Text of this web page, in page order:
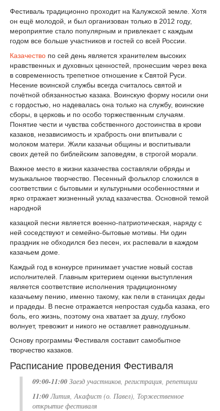
Фестиваль традиционно проходит на Калужской земле. Хотя
он ещё молодой, и был организован только в 2012 году,
мероприятие стало популярным и привлекает с каждым
годом все больше участников и гостей со всей России.
Казачество по сей день является хранителем высоких
нравственных и духовных ценностей, пронесшим через века
в современность трепетное отношение к Святой Руси.
Несение воинской службы всегда считалось святой и
почётной обязанностью казака. Воинскую форму носили они
с гордостью, но надевалась она только на службу, воинские
сборы, в церковь и по особо торжественным случаям.
Понятие чести и чувства собственного достоинства в крови
казаков, независимость и храбрость они впитывали с
молоком матери. Жили казачьи общины и воспитывали
своих детей по библейским заповедям, в строгой морали.
Важное место в жизни казачества составляли обряды и
музыкальное творчество. Песенный фольклор сложился в
соответствии с бытовыми и культурными особенностями и
ярко отражает жизненный уклад казачества. Основной темой
народной
казацкой песни является военно-патриотическая, наряду с
ней соседствуют и семейно-бытовые мотивы. Ни один
праздник не обходился без песен, их распевали в каждом
казачьем доме.
Каждый год в конкурсе принимает участие новый состав
исполнителей. Главным критерием оценки выступления
является соответствие исполнения традиционному
казачьему пению, именно такому, как пели в станицах деды
и прадеды. В песне отражается непростая судьба казака, его
боль, его жизнь, поэтому она хватает за душу, глубоко
волнует, тревожит и никого не оставляет равнодушным.
Основу программы Фестиваля составит самобытное
творчество казаков.
Расписание проведения Фестиваля
09:00-11:00 Заезд участников, регистрация, репетиции
11:00Лития, Акафист (о. Павел), Торжественное
открытие фестиваля